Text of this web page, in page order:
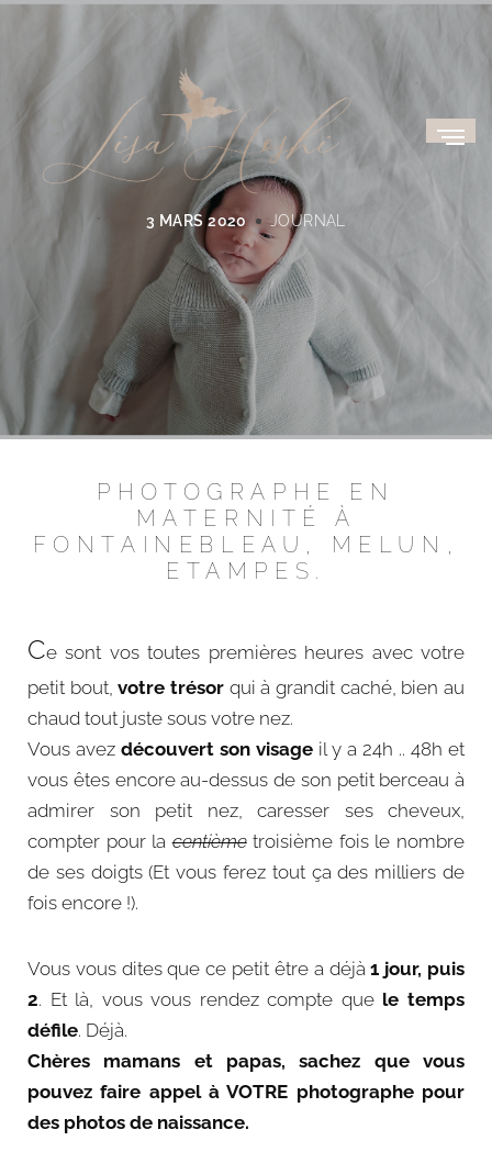
3 MARS 2020 JOURNAL
PHOTOGRAPHE EN
MATERNITÉ À
FONTAINEBLEAU, MELUN,
ETAMPES.
Ce sont vos toutes premières heures avec votre
petit bout,votre trésor qui à grandit caché, bien au
chaud tout juste sous votre nez.
Vous avez découvert son visage il y a 24h .. 48h et
vous êtes encore au-dessus de son petit berceau à
admirer son petit nez, caresser ses cheveux,
compter pour lacentièmetroisième fois le nombre
de ses doigts (Et vous ferez tout ça des milliers de
fois encore !).
Vous vous dites que ce petit être a déjà1 jour, puis
2. Et là, vous vous rendez compte que le temps
défile. Déjà.
Chères mamans et papas, sachez que vous
pouvez faire appel à VOTRE photographe pour
des photos de naissance.